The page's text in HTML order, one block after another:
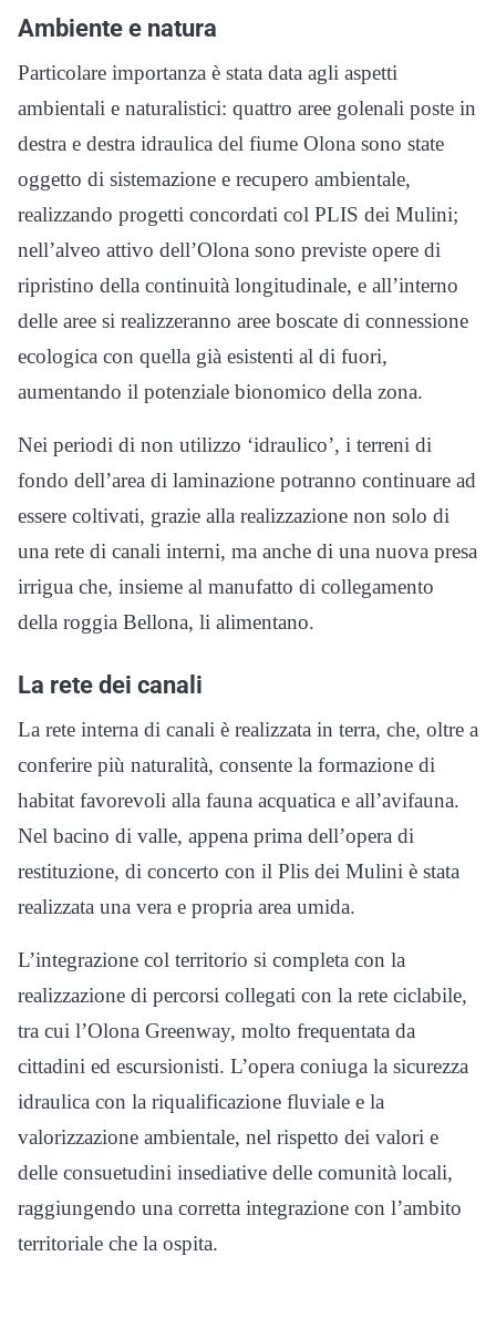
Ambiente e natura
Particolare importanza è stata data agli aspetti
ambientali e naturalistici: quattro aree golenali poste in
destra e destra idraulica del fiume Olona sono state
oggetto di sistemazione e recupero ambientale,
realizzando progetti concordati col PLIS dei Mulini;
nell’alveo attivo dell’Olona sono previste opere di
ripristino della continuità longitudinale, e all’interno
delle aree si realizzeranno aree boscate di connessione
ecologica con quella già esistenti al di fuori,
aumentando il potenziale bionomico della zona.
Nei periodi di non utilizzo ‘idraulico’, i terreni di
fondo dell’area di laminazione potranno continuare ad
essere coltivati, grazie alla realizzazione non solo di
una rete di canali interni, ma anche di una nuova presa
irrigua che, insieme al manufatto di collegamento
della roggia Bellona, li alimentano.
La rete dei canali
La rete interna di canali è realizzata in terra, che, oltre a
conferire più naturalità, consente la formazione di
habitat favorevoli alla fauna acquatica e all’avifauna.
Nel bacino di valle, appena prima dell’opera di
restituzione, di concerto con il Plis dei Mulini è stata
realizzata una vera e propria area umida.
L’integrazione col territorio si completa con la
realizzazione di percorsi collegati con la rete ciclabile,
tra cui l’Olona Greenway, molto frequentata da
cittadini ed escursionisti. L’opera coniuga la sicurezza
idraulica con la riqualificazione fluviale e la
valorizzazione ambientale, nel rispetto dei valori e
delle consuetudini insediative delle comunità locali,
raggiungendo una corretta integrazione con l’ambito
territoriale che la ospita.